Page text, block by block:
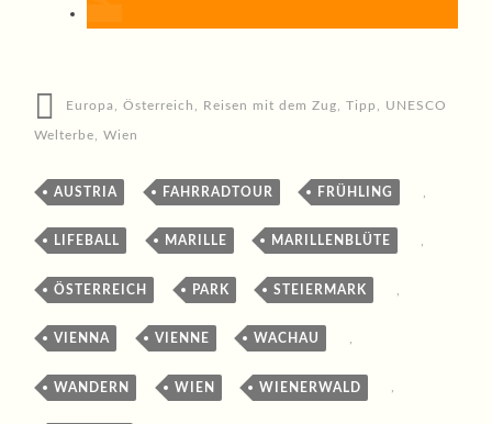
Europa ,Österreich Reisen mit dem Zug ,Tipp UNESCO
Welterbe ,Wien
AUSTRIA , FAHRRADTOUR , FRÜHLING
LIFEBALL , MARILLE , MARILLENBLÜTE ,
ÖSTERREICH , PARK , STEIERMARK
VIENNA , VIENNE , WACHAU
WANDERN , WIEN , WIENERWALD ,